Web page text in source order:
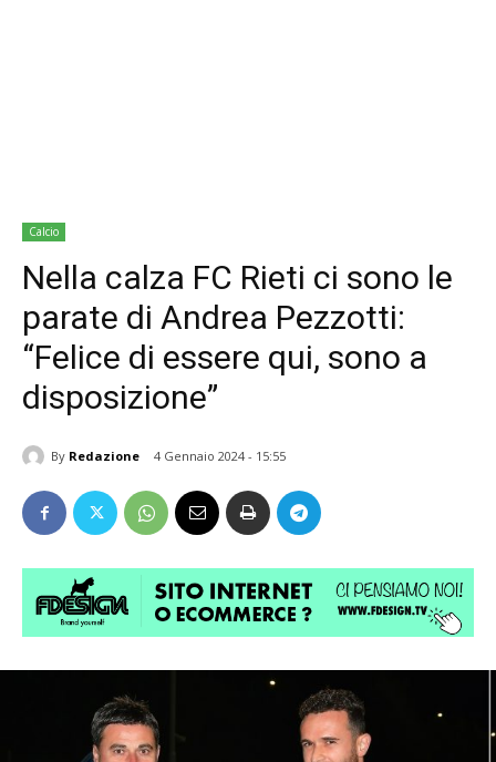
Calcio
Nella calza FC Rieti ci sono le
parate di Andrea Pezzotti:
“Felice di essere qui, sono a
disposizione”
By Redazione 4 Gennaio 2024 - 15:55